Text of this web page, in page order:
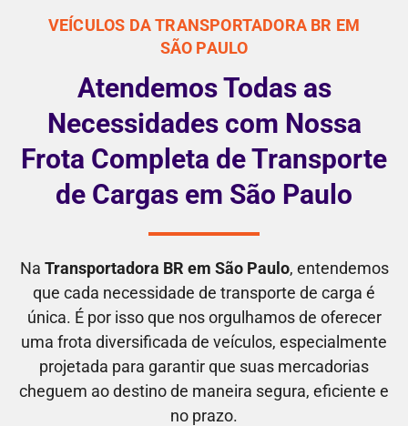
VEÍCULOS DA TRANSPORTADORA BR EM
SÃO PAULO
Atendemos Todas as
Necessidades com Nossa
Frota Completa de Transporte
de Cargas em São Paulo
Na Transportadora BR em São Paulo, entendemos
que cada necessidade de transporte de carga é
única. É por isso que nos orgulhamos de oferecer
uma frota diversificada de veículos, especialmente
projetada para garantir que suas mercadorias
cheguem ao destino de maneira segura, eficiente e
no prazo.